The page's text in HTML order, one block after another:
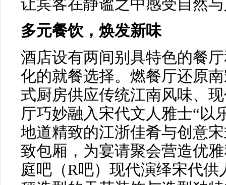
让宾客在静谧之中感受自然
多元餐饮，焕发新味
酒店设有两间别具特色的餐
化的就餐选择。燃餐厅还原
式厨房供应传统江南风味、
厅巧妙融入宋代文人雅士“以
地道精致的江浙佳肴与创意
致包厢，为宴请聚会营造优
庭吧（R吧）现代演绎宋代供